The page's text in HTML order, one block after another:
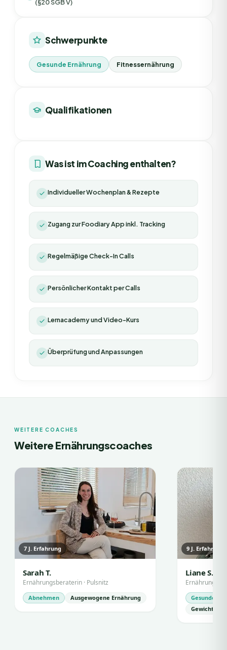
(§20 SGB V)
Schwerpunkte
Gesunde Ernährung Fitnessernährung
Qualifikationen
Was ist im Coaching enthalten?
Individueller Wochenplan & Rezepte
Zugang zur Foodiary App inkl. Tracking
Regelmäßige Check-In Calls
Persönlicher Kontakt per Calls
Lernacademy und Video-Kurs
Überprüfung und Anpassungen
WEITERE COACHES
Weitere Ernährungscoaches
7 J. Erfahrung
Sarah T.
Ernährungsberaterin · Pulsnitz
Abnehmen Ausgewogene Ernährung
9 J. Erfahrung
Liane S.
Gesunde